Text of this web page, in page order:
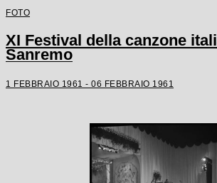
FOTO
XI Festival della canzone
Sanremo
1 FEBBRAIO 1961 - 06 FEBBRAIO 1961